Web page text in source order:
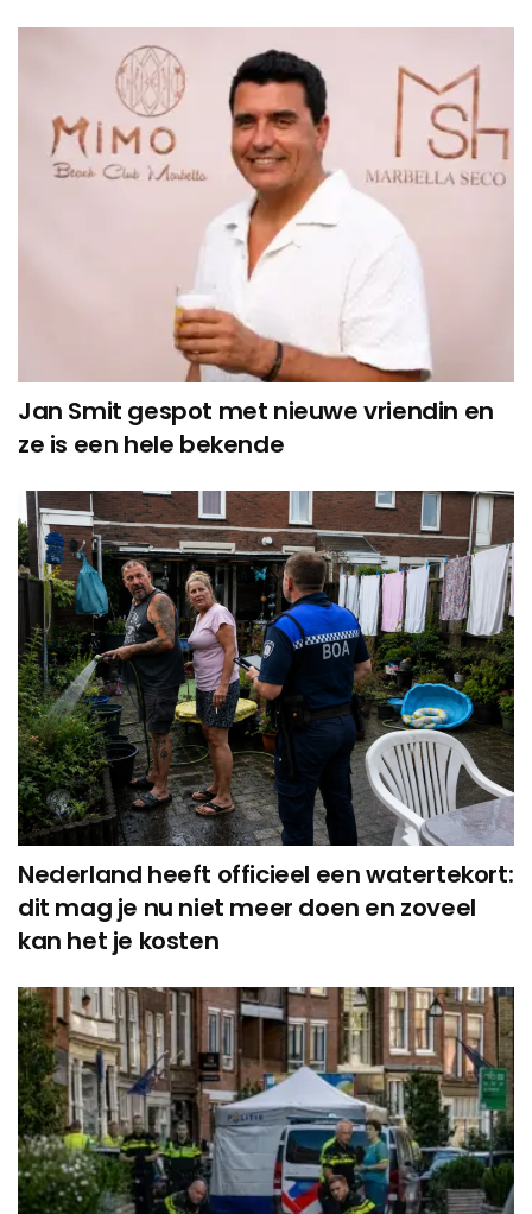
Jan Smit gespot met nieuwe vriendin en
ze is een hele bekende
Nederland heeft officieel een watertekort:
dit mag je nu niet meer doen en zoveel
kan het je kosten